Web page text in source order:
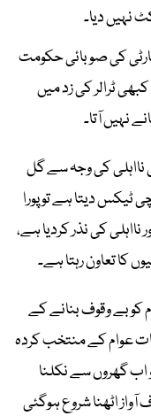
روپے پیپلزپارٹی کی صوبائی حکومت
ٹرالر کی زد میں
نہیں آتا۔
نااہلی کی وجہ سے گل
ٹیکس دیتا ہے تو پورا
کی نذر کردیا ہے،
کا تعاون رہتا ہے۔
کو بے وقوف بنانے کے
عوام کے منتخب کردہ
اب گھروں سے نکلنا
اٹھنا شروع ہوگئی